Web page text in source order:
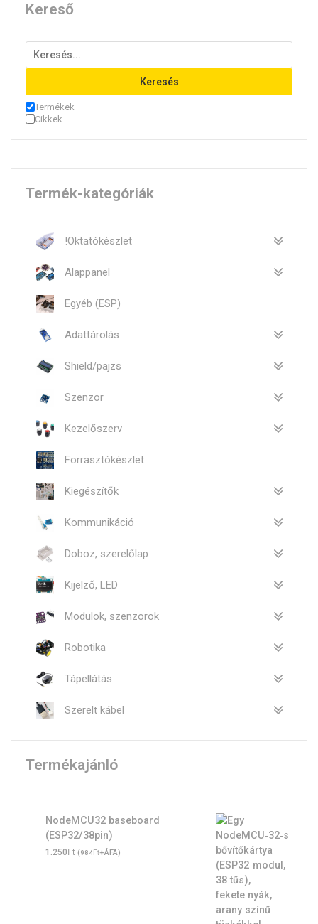
Kereső
Keresés
Termékek
Cikkek
Termék-kategóriák
!Oktatókészlet
Alappanel
Egyéb (ESP)
Adattárolás
Shield/pajzs
Szenzor
Kezelőszerv
Forrasztókészlet
Kiegészítők
Kommunikáció
Doboz, szerelőlap
Kijelző, LED
Modulok, szenzorok
Robotika
Tápellátás
Szerelt kábel
Termékajánló
NodeMCU32 baseboard
(ESP32/38pin)
1.250Ft (984Ft+ÁFA)